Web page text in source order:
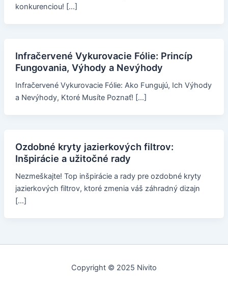
konkurenciou! […]
Infračervené Vykurovacie Fólie: Princíp
Fungovania, Výhody a Nevýhody
Infračervené Vykurovacie Fólie: Ako Fungujú, Ich Výhody
a Nevýhody, Ktoré Musíte Poznať! […]
Ozdobné kryty jazierkových filtrov:
Inšpirácie a užitočné rady
Nezmeškajte! Top inšpirácie a rady pre ozdobné kryty
jazierkových filtrov, ktoré zmenia váš záhradný dizajn
[…]
Copyright © 2025 Nivito